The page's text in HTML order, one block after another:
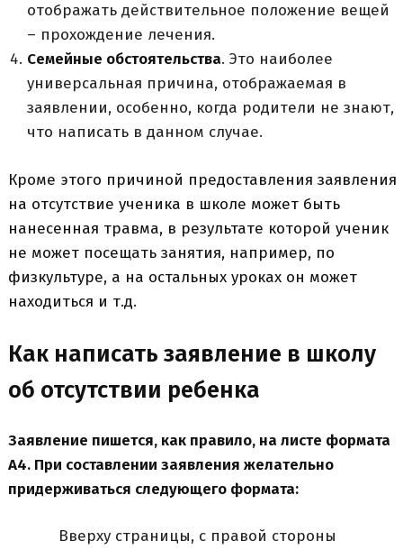
отображать действительное положение вещей
– прохождение лечения.
Семейные обстоятельства. Это наиболее
универсальная причина, отображаемая в
заявлении, особенно, когда родители не знают,
что написать в данном случае.
Кроме этого причиной предоставления заявления
на отсутствие ученика в школе может быть
нанесенная травма, в результате которой ученик
не может посещать занятия, например, по
физкультуре, а на остальных уроках он может
находиться и т.д.
Как написать заявление в школу
об отсутствии ребенка
Заявление пишется, как правило, на листе формата
А4. При составлении заявления желательно
придерживаться следующего формата:
Вверху страницы, с правой стороны